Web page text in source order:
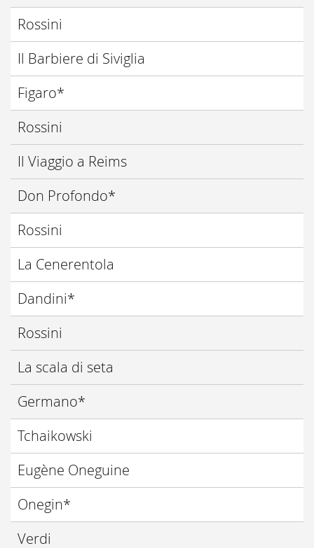
Rossini
Il Barbiere di Siviglia
Figaro*
Rossini
Il Viaggio a Reims
Don Profondo*
Rossini
La Cenerentola
Dandini*
Rossini
La scala di seta
Germano*
Tchaikowski
Eugène Oneguine
Onegin*
Verdi